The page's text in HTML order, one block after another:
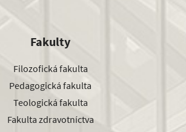
Fakulty
Filozofická fakulta
Pedagogická fakulta
Teologická fakulta
Fakulta zdravotníctva